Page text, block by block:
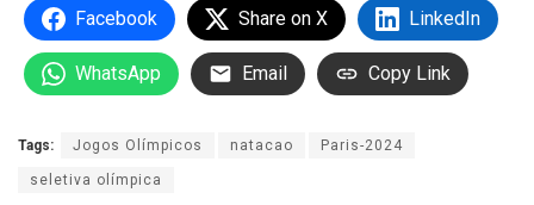
Facebook Share on X LinkedIn
WhatsApp Email Copy Link
Tags: Jogos Olímpicos natacao Paris-2024
seletiva olímpica